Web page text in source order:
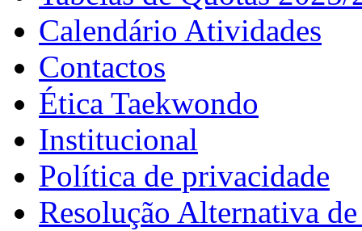
Calendário Atividades
Contactos
Ética Taekwondo
Institucional
Política de privacidade
Resolução Alternativa